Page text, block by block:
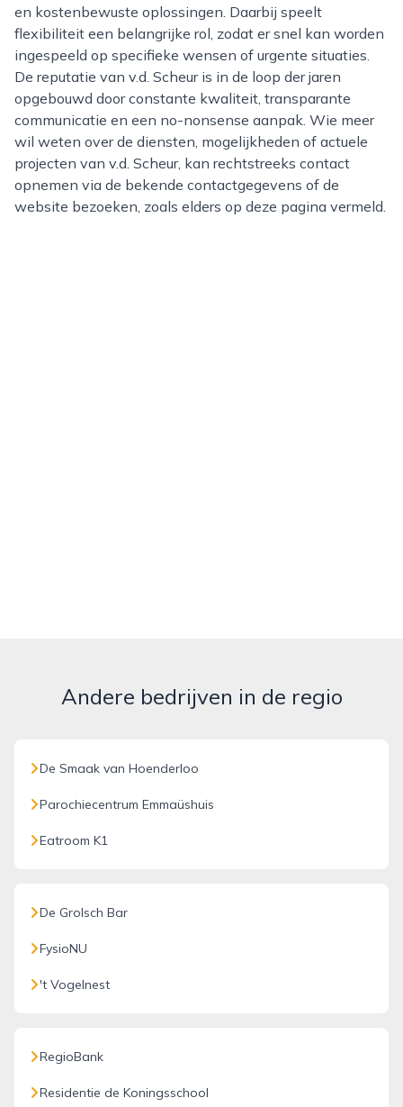
en kostenbewuste oplossingen. Daarbij speelt
flexibiliteit een belangrijke rol, zodat er snel kan worden
ingespeeld op specifieke wensen of urgente situaties.
De reputatie van v.d. Scheur is in de loop der jaren
opgebouwd door constante kwaliteit, transparante
communicatie en een no-nonsense aanpak. Wie meer
wil weten over de diensten, mogelijkheden of actuele
projecten van v.d. Scheur, kan rechtstreeks contact
opnemen via de bekende contactgegevens of de
website bezoeken, zoals elders op deze pagina vermeld.
Andere bedrijven in de regio
De Smaak van Hoenderloo
Parochiecentrum Emmaüshuis
Eatroom K1
De Grolsch Bar
FysioNU
't Vogelnest
RegioBank
Residentie de Koningsschool